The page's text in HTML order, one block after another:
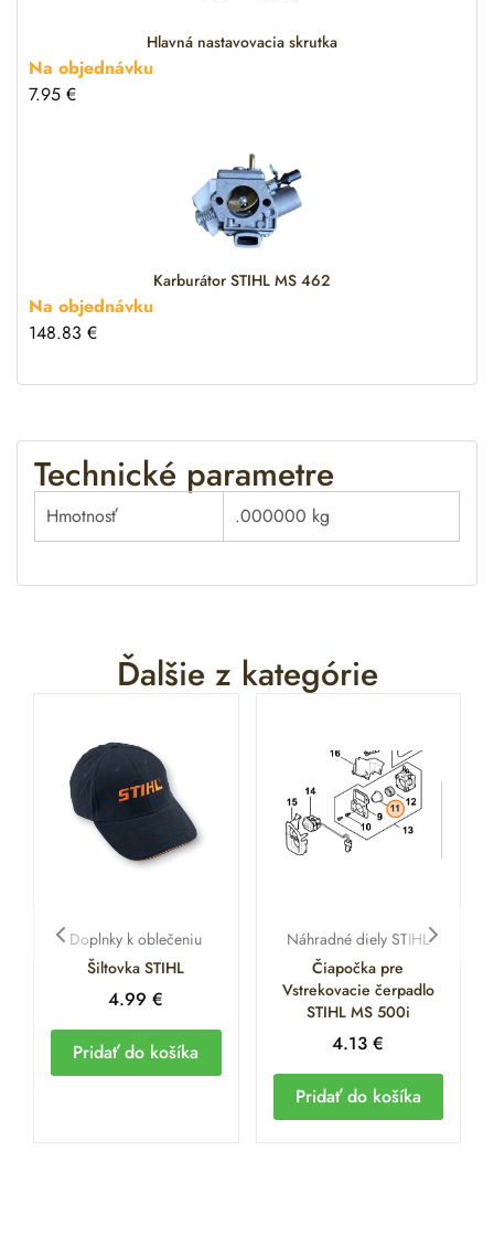
Hlavná nastavovacia skrutka
Na objednávku
7.95 €
Karburátor STIHL MS 462
Na objednávku
148.83 €
Technické parametre
Hmotnosť .000000 kg
Ďalšie z kategórie
Doplnky k oblečeniu
Šiltovka STIHL
4.99€
Pridať do košíka
Náhradné diely STIHL
Čiapočka pre
Vstrekovacie čerpadlo
STIHL MS 500i
4.13€
Pridať do košíka